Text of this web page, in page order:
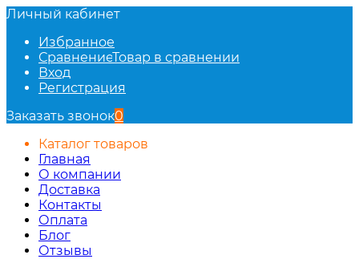
Личный кабинет
Избранное
СравнениеТовар в сравнении
Вход
Регистрация
Заказать звонок0
Каталог товаров
Главная
О компании
Доставка
Контакты
Оплата
Блог
Отзывы